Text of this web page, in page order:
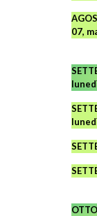
07,